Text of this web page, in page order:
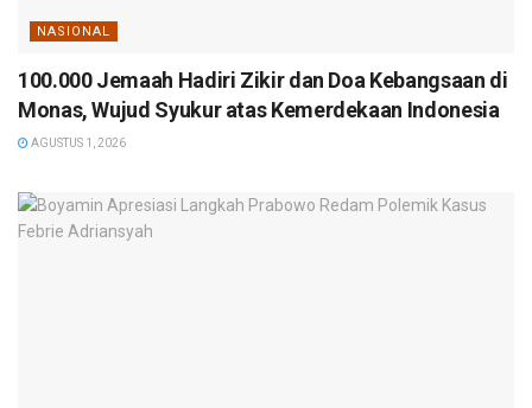
NASIONAL
100.000 Jemaah Hadiri Zikir dan Doa Kebangsaan di
Monas, Wujud Syukur atas Kemerdekaan Indonesia
AGUSTUS 1, 2026